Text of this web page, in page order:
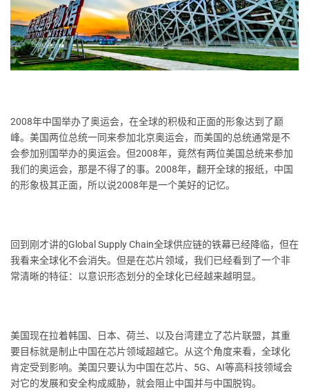
2008年中国举办了奥运会，在全球的积极和正面的形象达到了巅
峰。美国两位总统一同来参加北京奥运会，而美国的总统通常是不
会参加别国举办的奥运会。但2008年，竟然有两位美国总统来参加
我们的奥运会，那是不得了的事。2008年，翻开全球的报纸，中国
的形象极其正面，所以说2008年是一个美好的记忆。
回到刚才讲的Global Supply Chain全球供应链的铁幕已经降临，但在
我看来全球化不会消失。但是在芯片领域，我们已经看到了一个非
常清晰的特征：以意识形态划分的全球化已经越来越明显。
美国现在拉着韩国、日本、荷兰、以及台湾建立了芯片联盟，其重
要目标就是制止中国在芯片领域超越它。从这个角度来看，全球化
肯定受到影响。美国只要认为中国在芯片、5G、AI等高科技领域会
对它的发展和安全构成威胁，就会阻止中国并与中国脱钩。